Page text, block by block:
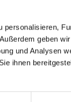
geben
und Analysen
ihnen